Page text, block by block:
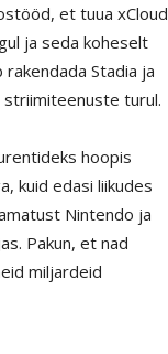
et tuua xCloud
ja seda koheselt
Stadia ja
striimiteenuste turul.
hoopis
kuid edasi liikudes
Nintendo ja
Pakun, et nad
miljardeid